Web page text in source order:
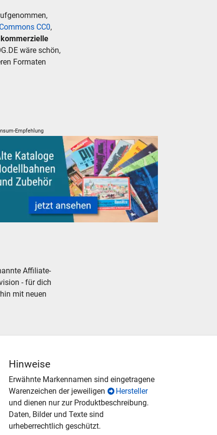
CC0,
wäre schön,
Formaten
Empfehlung
Affiliate-
- für dich
mit neuen
Hinweise
Erwähnte Markennamen sind eingetragene
Warenzeichen der jeweiligen
Hersteller
und dienen nur zur Produktbeschreibung.
Daten, Bilder und Texte sind
urheberrechtlich geschützt.